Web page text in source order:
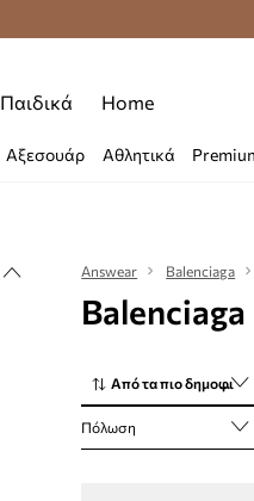
Παιδικά Home
Αξεσουάρ Αθλητικά
Answear Balenciaga
Balenciaga
Από τα πιο δημοφιλή
Πόλωση